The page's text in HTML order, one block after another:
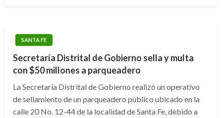
SANTA FE
Secretaría Distrital de Gobierno sella y multa
con $50 millones a parqueadero
La Secretaría Distrital de Gobierno realizó un operativo
de sellamiento de un parqueadero público ubicado en la
calle 20 No. 12-44 de la localidad de Santa Fe, debido a